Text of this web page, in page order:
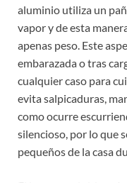
aluminio utiliza un
vapor y de esta
apenas peso. Este
embarazada o tras
cualquier caso para
evita salpicaduras,
como ocurre
silencioso, por lo que
pequeños de la casa